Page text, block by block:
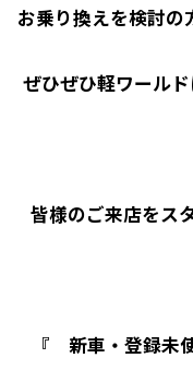
お乗り換えを検討の
ぜひぜひ軽ワール
皆様のご来店をス
『 新車・登録未